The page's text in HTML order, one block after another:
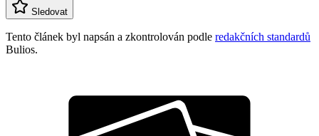
Sledovat
Tento článek byl napsán a zkontrolován podle redakčních standardů
Bulios.